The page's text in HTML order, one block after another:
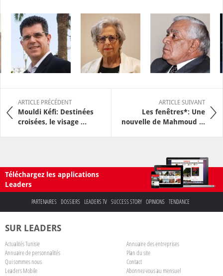
ARTICLE PRÉCÉDENT
Mouldi Kéfi: Destinées
croisées, le visage ...
ARTICLE SUIVANT
Les fenêtres*: Une
nouvelle de Mahmoud ...
Téléchargez les applications
Leaders
PARTENAIRES DOSSIERS LEADERS TV SUCCESS STORY OPINIONS TENDANCE
SUR LEADERS
Actualités Tunisie
Annuaire des entreprises
Annuaire de personnalités
Plan du site
Qui sommes nous
Contact
Leaders Mobile
Abonnez-vous au mensuel